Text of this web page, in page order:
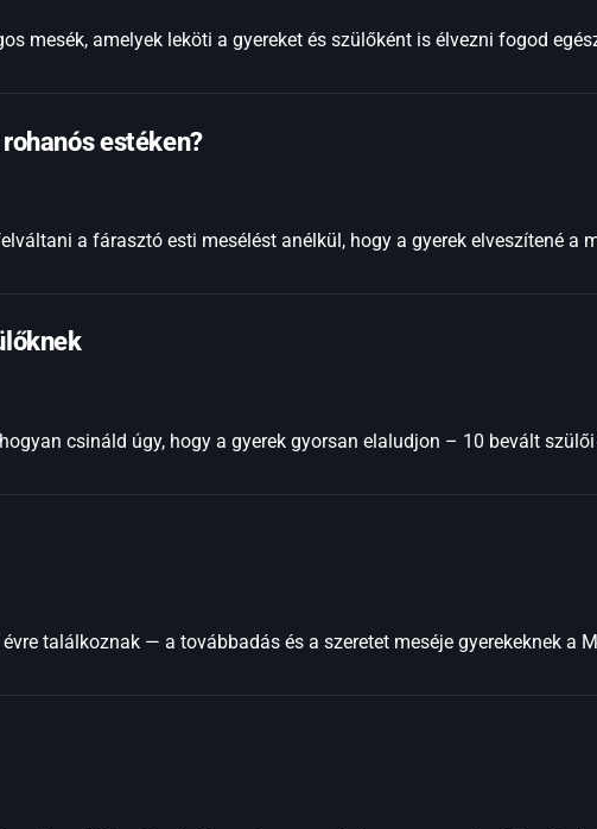
mesék, amelyek leköti a gyereket és szülőként is élvezni fogod
estéken?
a fárasztó esti mesélést anélkül, hogy a gyerek elveszítené a
csináld úgy, hogy a gyerek gyorsan elaludjon – 10 bevált
találkoznak — a továbbadás és a szeretet meséje gyerekeknek a